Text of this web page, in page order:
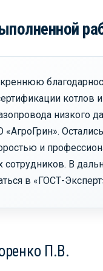
котлов и
низкого
и
сотрудников. В
в «ГОСТ-
П.В.